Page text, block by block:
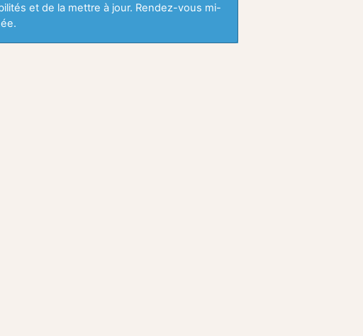
et de la mettre à jour. Rendez-vous mi-